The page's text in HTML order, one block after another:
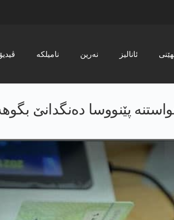
ڤیدیۆ نامیلکە نەرین ئانالیز
پێنووسا دەنگدانێ